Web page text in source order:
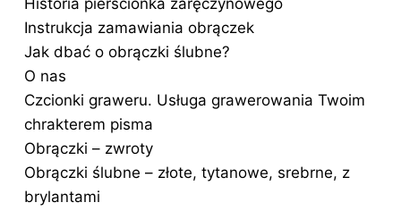
Historia pierścionka zaręczynowego
Instrukcja zamawiania obrączek
Jak dbać o obrączki ślubne?
O nas
Czcionki graweru. Usługa grawerowania Twoim
chrakterem pisma
Obrączki – zwroty
Obrączki ślubne – złote, tytanowe, srebrne, z
brylantami